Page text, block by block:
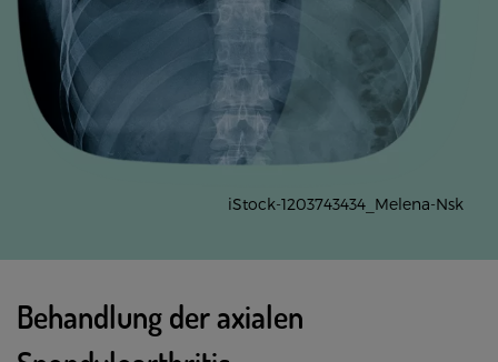
iStock-1203743434_Melena-Nsk
Behandlung der axialen